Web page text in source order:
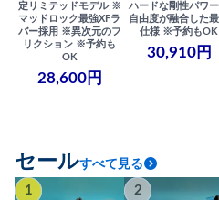
定リミテッドモデル ※
マッドロック最強XFラ
バー採用 ※異次元のフ
リクション ※予約も
OK
28,600円
ハードな剛性パワー
自由度が融合した
仕様 ※予約もOK
30,910円
セールすべて見る
1 2